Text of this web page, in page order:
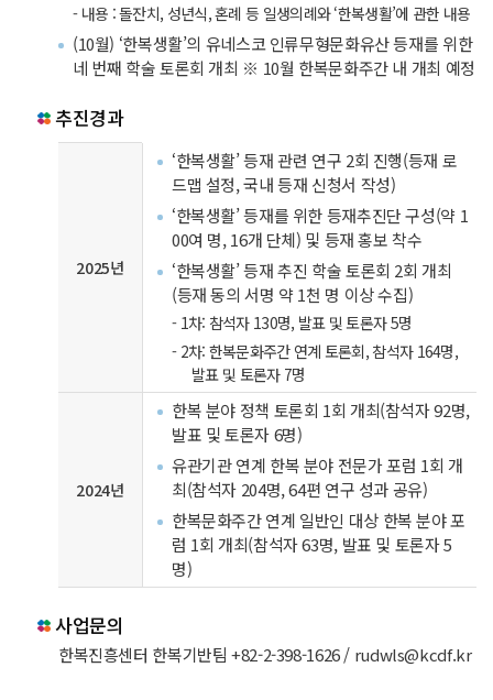
- 내용 : 돌잔치, 성년식, 혼례 등 일생의례와 ‘한복생활’에 관한 내용
(10월) ‘한복생활’의 유네스코 인류무형문화유산 등재를 위한
네 번째 학술 토론회 개최 ※ 10월 한복문화주간 내 개최 예정
추진경과
2025년
‘한복생활’ 등재 관련 연구 2회 진행(등재 로
드맵 설정, 국내 등재 신청서 작성)
‘한복생활’ 등재를 위한 등재추진단 구성(약 1
00여 명, 16개 단체) 및 등재 홍보 착수
‘한복생활’ 등재 추진 학술 토론회 2회 개최
(등재 동의 서명 약 1천 명 이상 수집)
- 1차: 참석자 130명, 발표 및 토론자 5명
- 2차: 한복문화주간 연계 토론회, 참석자 164명,
발표 및 토론자 7명
2024년
한복 분야 정책 토론회 1회 개최(참석자 92명,
발표 및 토론자 6명)
유관기관 연계 한복 분야 전문가 포럼 1회 개
최(참석자 204명, 64편 연구 성과 공유)
한복문화주간 연계 일반인 대상 한복 분야 포
럼 1회 개최(참석자 63명, 발표 및 토론자 5
명)
사업문의
한복진흥센터 한복기반팀 +82-2-398-1626 / rudwls@kcdf.kr